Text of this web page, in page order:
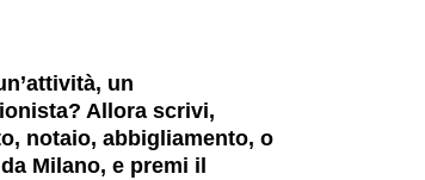
un
Allora scrivi,
notaio, abbigliamento, o
Milano, e premi il